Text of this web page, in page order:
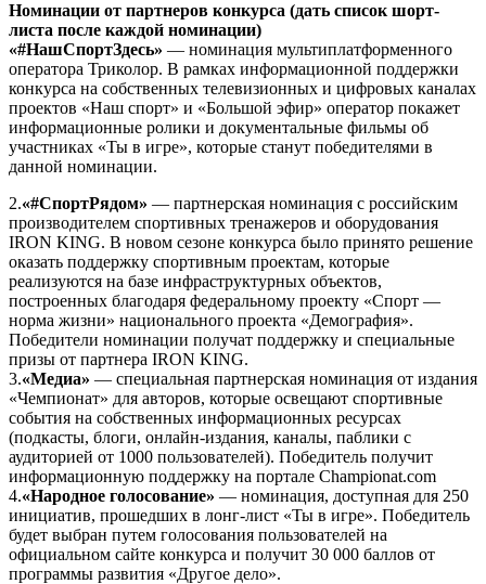
Номинации от партнеров конкурса (дать список шорт-
листа после каждой номинации)
«#НашСпортЗдесь» — номинация мультиплатформенного
оператора Триколор. В рамках информационной поддержки
конкурса на собственных телевизионных и цифровых каналах
проектов «Наш спорт» и «Большой эфир» оператор покажет
информационные ролики и документальные фильмы об
участниках «Ты в игре», которые станут победителями в
данной номинации.
2.«#СпортРядом» — партнерская номинация с российским
производителем спортивных тренажеров и оборудования
IRON KING. В новом сезоне конкурса было принято решение
оказать поддержку спортивным проектам, которые
реализуются на базе инфраструктурных объектов,
построенных благодаря федеральному проекту «Спорт —
норма жизни» национального проекта «Демография».
Победители номинации получат поддержку и специальные
призы от партнера IRON KING.
3.«Медиа» — специальная партнерская номинация от издания
«Чемпионат» для авторов, которые освещают спортивные
события на собственных информационных ресурсах
(подкасты, блоги, онлайн-издания, каналы, паблики с
аудиторией от 1000 пользователей). Победитель получит
информационную поддержку на портале Сhampionat.com
4.«Народное голосование» — номинация, доступная для 250
инициатив, прошедших в лонг-лист «Ты в игре». Победитель
будет выбран путем голосования пользователей на
официальном сайте конкурса и получит 30 000 баллов от
программы развития «Другое дело».